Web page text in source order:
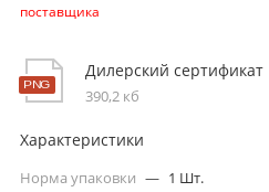
поставщика
Дилерский сертификат
390,2 кб
Характеристики
Норма упаковки — 1 Шт.